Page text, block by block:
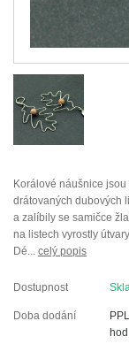
Korálové náušnice
drátovaných dubových
a zalíbily se samičce
na listech vyrostly
Dé... celý popis
Dostupnost
Doba dodání